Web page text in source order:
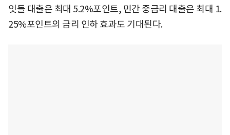
잇돌 대출은 최대 5.2%포인트, 민간 중금리 대출은 최대 1.
25%포인트의 금리 인하 효과도 기대된다.